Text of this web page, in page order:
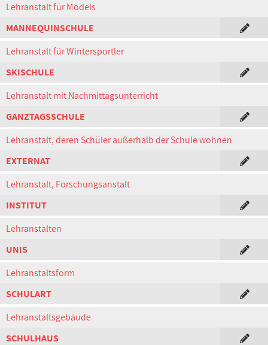
Lehranstalt für Models
MANNEQUINSCHULE
Lehranstalt für Wintersportler
SKISCHULE
Lehranstalt mit Nachmittagsunterricht
GANZTAGSSCHULE
Lehranstalt, deren Schüler außerhalb der Schule wohnen
EXTERNAT
Lehranstalt, Forschungsanstalt
INSTITUT
Lehranstalten
UNIS
Lehranstaltsform
SCHULART
Lehranstaltsgebäude
SCHULHAUS